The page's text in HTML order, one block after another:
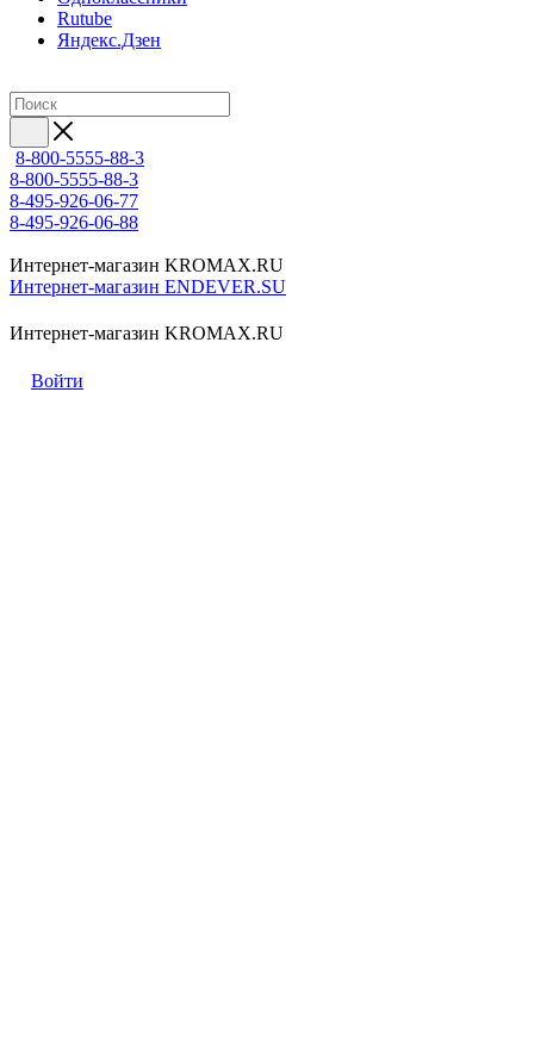
Rutube
Яндекс.Дзен
8-800-5555-88-3
8-800-5555-88-3
8-495-926-06-77
8-495-926-06-88
Интернет-магазин KROMAX.RU
Интернет-магазин ENDEVER.SU
Интернет-магазин KROMAX.RU
Войти